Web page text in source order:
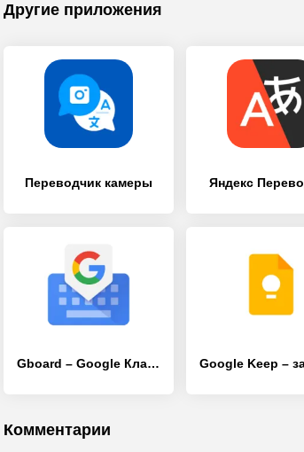
Другие приложения
Переводчик камеры Яндекс
Gboard – Google Клавиатура
Комментарии